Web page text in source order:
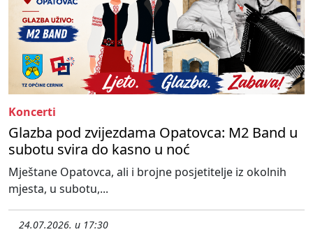
Koncerti
Glazba pod zvijezdama Opatovca: M2 Band u
subotu svira do kasno u noć
Mještane Opatovca, ali i brojne posjetitelje iz okolnih
mjesta, u subotu,...
24.07.2026. u 17:30